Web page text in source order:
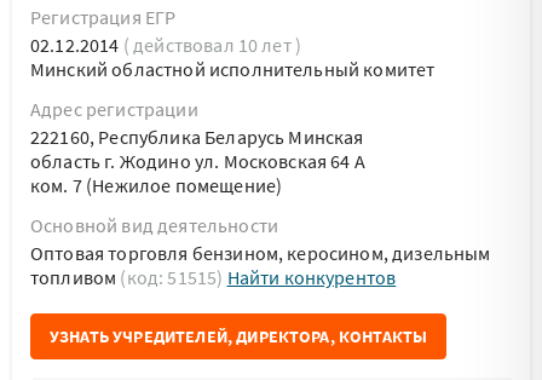
Регистрация ЕГР
02.12.2014 ( действовал 10 лет )
Минский областной исполнительный комитет
Адрес регистрации
222160, Республика Беларусь Минская
область г. Жодино ул. Московская 64 А
ком. 7 (Нежилое помещение)
Основной вид деятельности
Оптовая торговля бензином, керосином, дизельным
топливом (код: 51515) Найти конкурентов
УЗНАТЬ УЧРЕДИТЕЛЕЙ, ДИРЕКТОРА, КОНТАКТЫ